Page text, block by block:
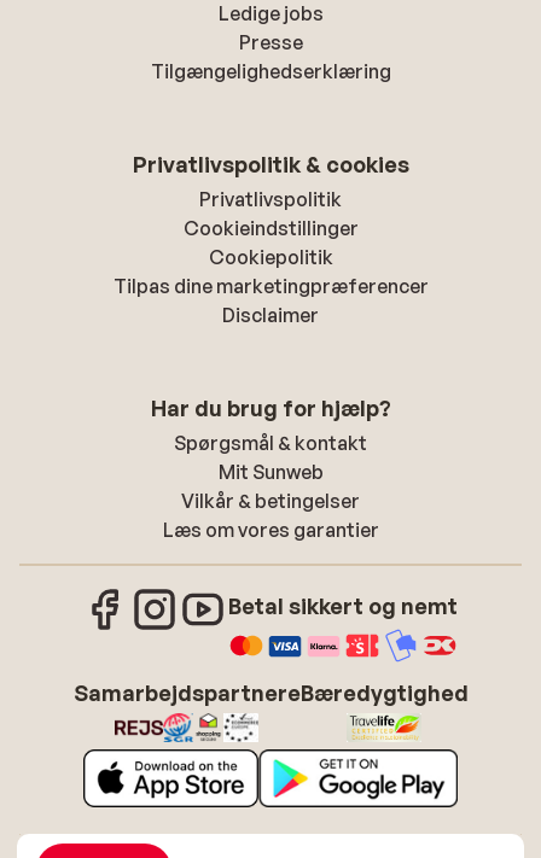
Ledige jobs
Presse
Tilgængelighedserklæring
Privatlivspolitik & cookies
Privatlivspolitik
Cookieindstillinger
Cookiepolitik
Tilpas dine marketingpræferencer
Disclaimer
Har du brug for hjælp?
Spørgsmål & kontakt
Mit Sunweb
Vilkår & betingelser
Læs om vores garantier
Betal sikkert og nemt
SamarbejdspartnereBæredygtighed